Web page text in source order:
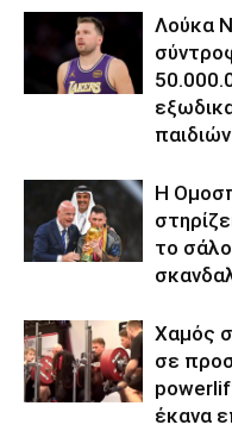
Λούκα
Η
το
Χαμός
σε
έκανα